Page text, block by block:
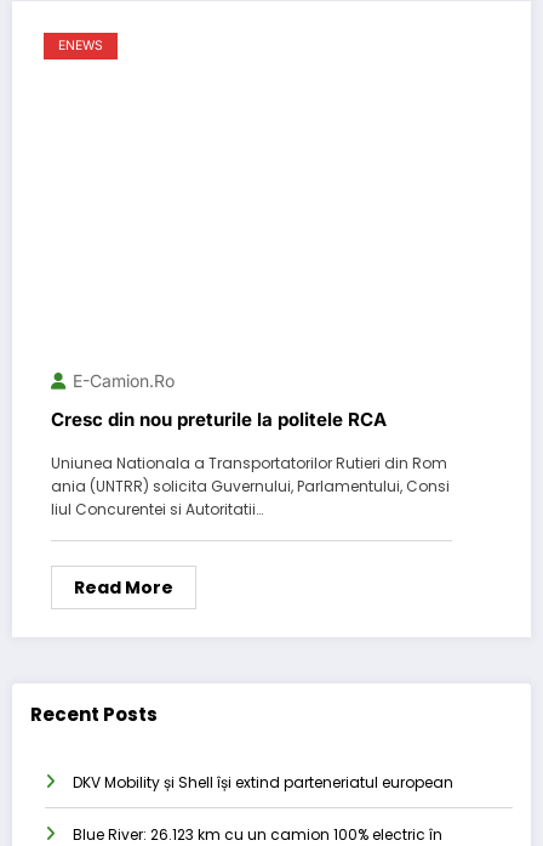
ENEWS
E-Camion.ro
Cresc din nou preturile la politele RCA
Uniunea Nationala a Transportatorilor Rutieri din Rom
ania (UNTRR) solicita Guvernului, Parlamentului, Consi
liul Concurentei si Autoritatii…
Read More
Recent Posts
DKV Mobility și Shell își extind parteneriatul european
Blue River: 26.123 km cu un camion 100% electric în